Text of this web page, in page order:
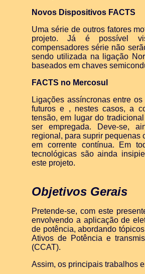
Novos Dispositivos FACTS
Uma série de outros fatores
projeto. Já é possível
compensadores série não
sendo utilizada na ligação
baseados em chaves
FACTS no Mercosul
Ligações assíncronas entre
futuros e , nestes casos, a
tensão, em lugar do
ser empregada. Deve-se,
regional, para suprir pequenas
em corrente contínua. Em
tecnológicas são ainda
este projeto.
Objetivos Gerais
Pretende-se, com este
envolvendo a aplicação de
de potência, abordando
Ativos de Potência e
(CCAT).
Assim, os principais trabalhos